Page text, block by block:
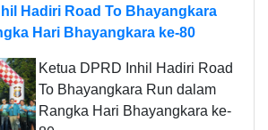
Hadiri Road To Bhayangkara
Hari Bhayangkara ke-80
Ketua DPRD Inhil Hadiri Road
To Bhayangkara Run dalam
Rangka Hari Bhayangkara ke-